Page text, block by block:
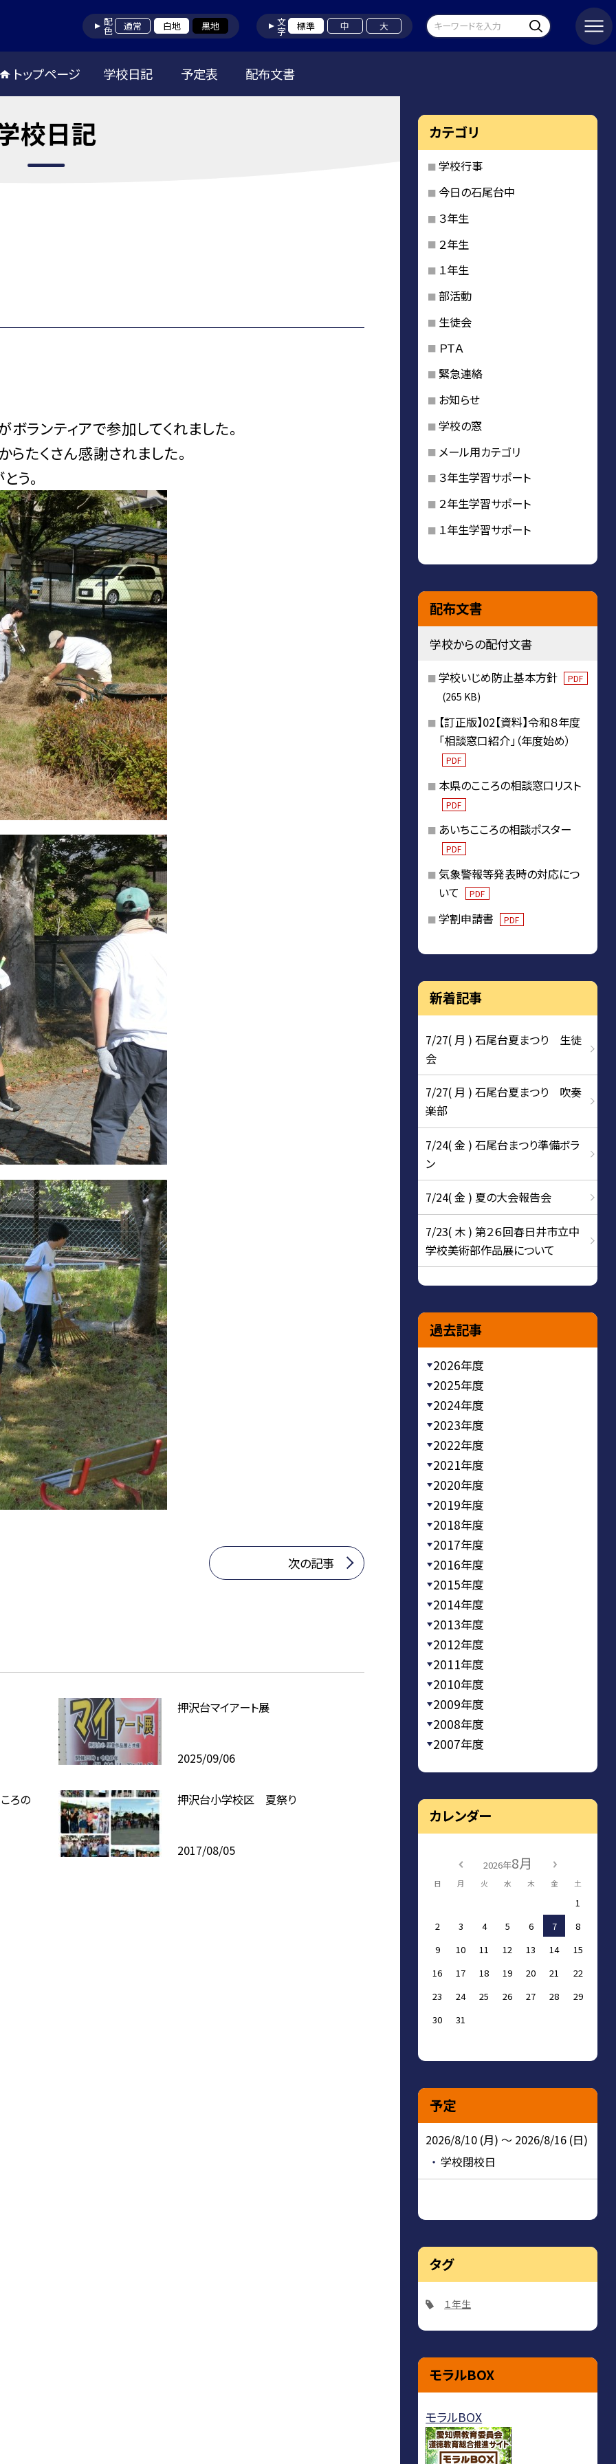
配色 通常 白地 黒地 文字 標準 中 大
トップページ 学校日記 予定表 配布文書
校日記
ランティアで参加してくれました。
らたくさん感謝されました。
う。
次の記事
押沢台マイアート展
2025/09/06
ろの 押沢台小学校区 夏祭り
2017/08/05
カテゴリ
学校行事
今日の石尾台中
３年生
２年生
１年生
部活動
生徒会
ＰＴＡ
緊急連絡
お知らせ
学校の窓
メール用カテゴリ
３年生学習サポート
２年生学習サポート
１年生学習サポート
配布文書
学校からの配付文書
学校いじめ防止基本方針 PDF
(265 KB)
【訂正版】02【資料】令和８年度
「相談窓口紹介」（年度始め）
PDF
本県のこころの相談窓口リスト
PDF
あいちこころの相談ポスター
PDF
気象警報等発表時の対応につ
いて
PDF
学割申請書 PDF
新着記事
7/27( 月 ) 石尾台夏まつり 生徒
会
7/27( 月 ) 石尾台夏まつり 吹奏
楽部
7/24( 金 ) 石尾台まつり準備ボラ
ン
7/24( 金 ) 夏の大会報告会
7/23( 木 ) 第２６回春日井市立中
学校美術部作品展について
過去記事
2026年度
2025年度
2024年度
2023年度
2022年度
2021年度
2020年度
2019年度
2018年度
2017年度
2016年度
2015年度
2014年度
2013年度
2012年度
2011年度
2010年度
2009年度
2008年度
2007年度
カレンダー
2026年8月
日 月 火 水 木 金 土
1
2
3 4 5 6 7
8
9
10 11 12 13 14
15
16
17 18 19 20 21
22
23
24 25 26 27 28
29
30
31
予定
2026/8/10 (月) ～ 2026/8/16 (日)
学校閉校日
タグ
１年生
モラルBOX
モラルBOX